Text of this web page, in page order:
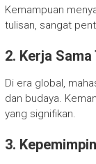
Kemampuan
tulisan, sangat
2. Kerja Sama
Di era global,
dan budaya.
yang signifikan.
3.